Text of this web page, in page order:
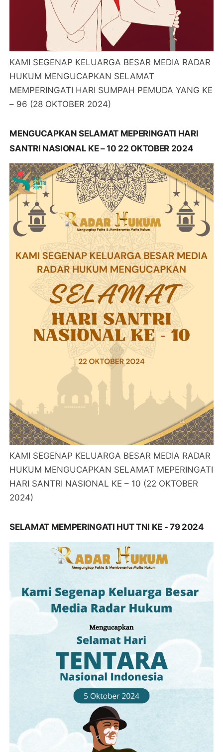
KAMI SEGENAP KELUARGA BESAR MEDIA RADAR
HUKUM MENGUCAPKAN SELAMAT
MEMPERINGATI HARI SUMPAH PEMUDA YANG KE
– 96 (28 OKTOBER 2024)
MENGUCAPKAN SELAMAT MEPERINGATI HARI
SANTRI NASIONAL KE – 10 22 OKTOBER 2024
KAMI SEGENAP KELUARGA BESAR MEDIA RADAR
HUKUM MENGUCAPKAN SELAMAT MEPERINGATI
HARI SANTRI NASIONAL KE – 10 (22 OKTOBER
2024)
SELAMAT MEMPERINGATI HUT TNI KE - 79 2024